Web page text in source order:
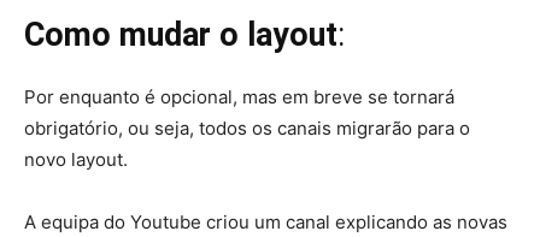
Como mudar o layout:
Por enquanto é opcional, mas em breve se tornará
obrigatório, ou seja, todos os canais migrarão para o
novo layout.
A equipa do Youtube criou um canal explicando as novas